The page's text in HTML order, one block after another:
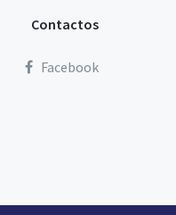
Contactos
Facebook